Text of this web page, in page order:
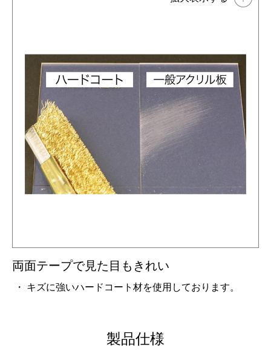
両面テープで見た目もきれい
キズに強いハードコート材を使用しております。
製品仕様